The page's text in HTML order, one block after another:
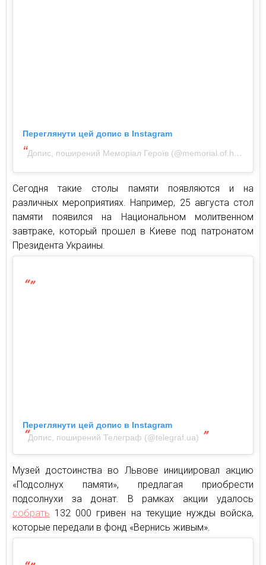
Переглянути цей допис в Instagram
Допис, поширений Меморіал Героїв (@memorial.of.heroes)
Сегодня такие столы памяти появляются и на
различных мероприятиях. Например, 25 августа стол
памяти появился на Национальном молитвенном
завтраке, который прошел в Киеве под патронатом
Президента Украины.
Переглянути цей допис в Instagram
Допис, поширений Телеграф (@telegraf.ua)
Музей достоинства во Львове инициировал акцию
«Подсолнух памяти», предлагая приобрести
подсолнухи за донат. В рамках акции удалось
собрать 132 000 гривен на текущие нужды войска,
которые передали в фонд «Вернись живым».